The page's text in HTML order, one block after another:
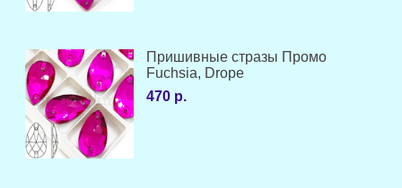
Пришивные стразы Промо
Fuchsia, Drope
470 р.